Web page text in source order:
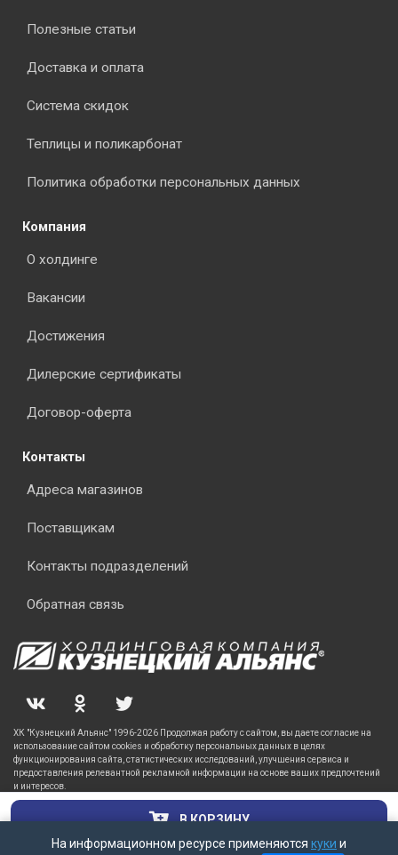
В КОРЗИНУ
На информационном ресурсе применяются куки и
Полезные статьи
Доставка и оплата
Система скидок
Теплицы и поликарбонат
Политика обработки персональных данных
Компания
О холдинге
Вакансии
Достижения
Дилерские сертификаты
Договор-оферта
Контакты
Адреса магазинов
Поставщикам
Контакты подразделений
Обратная связь
ХК "Кузнецкий Альянс" 1996-2026 Продолжая работу с сайтом, вы даете согласие на
использование сайтом cookies и обработку персональных данных в целях
функционирования сайта, статистических исследований, улучшения сервиса и
предоставления релевантной рекламной информации на основе ваших предпочтений
и интересов.